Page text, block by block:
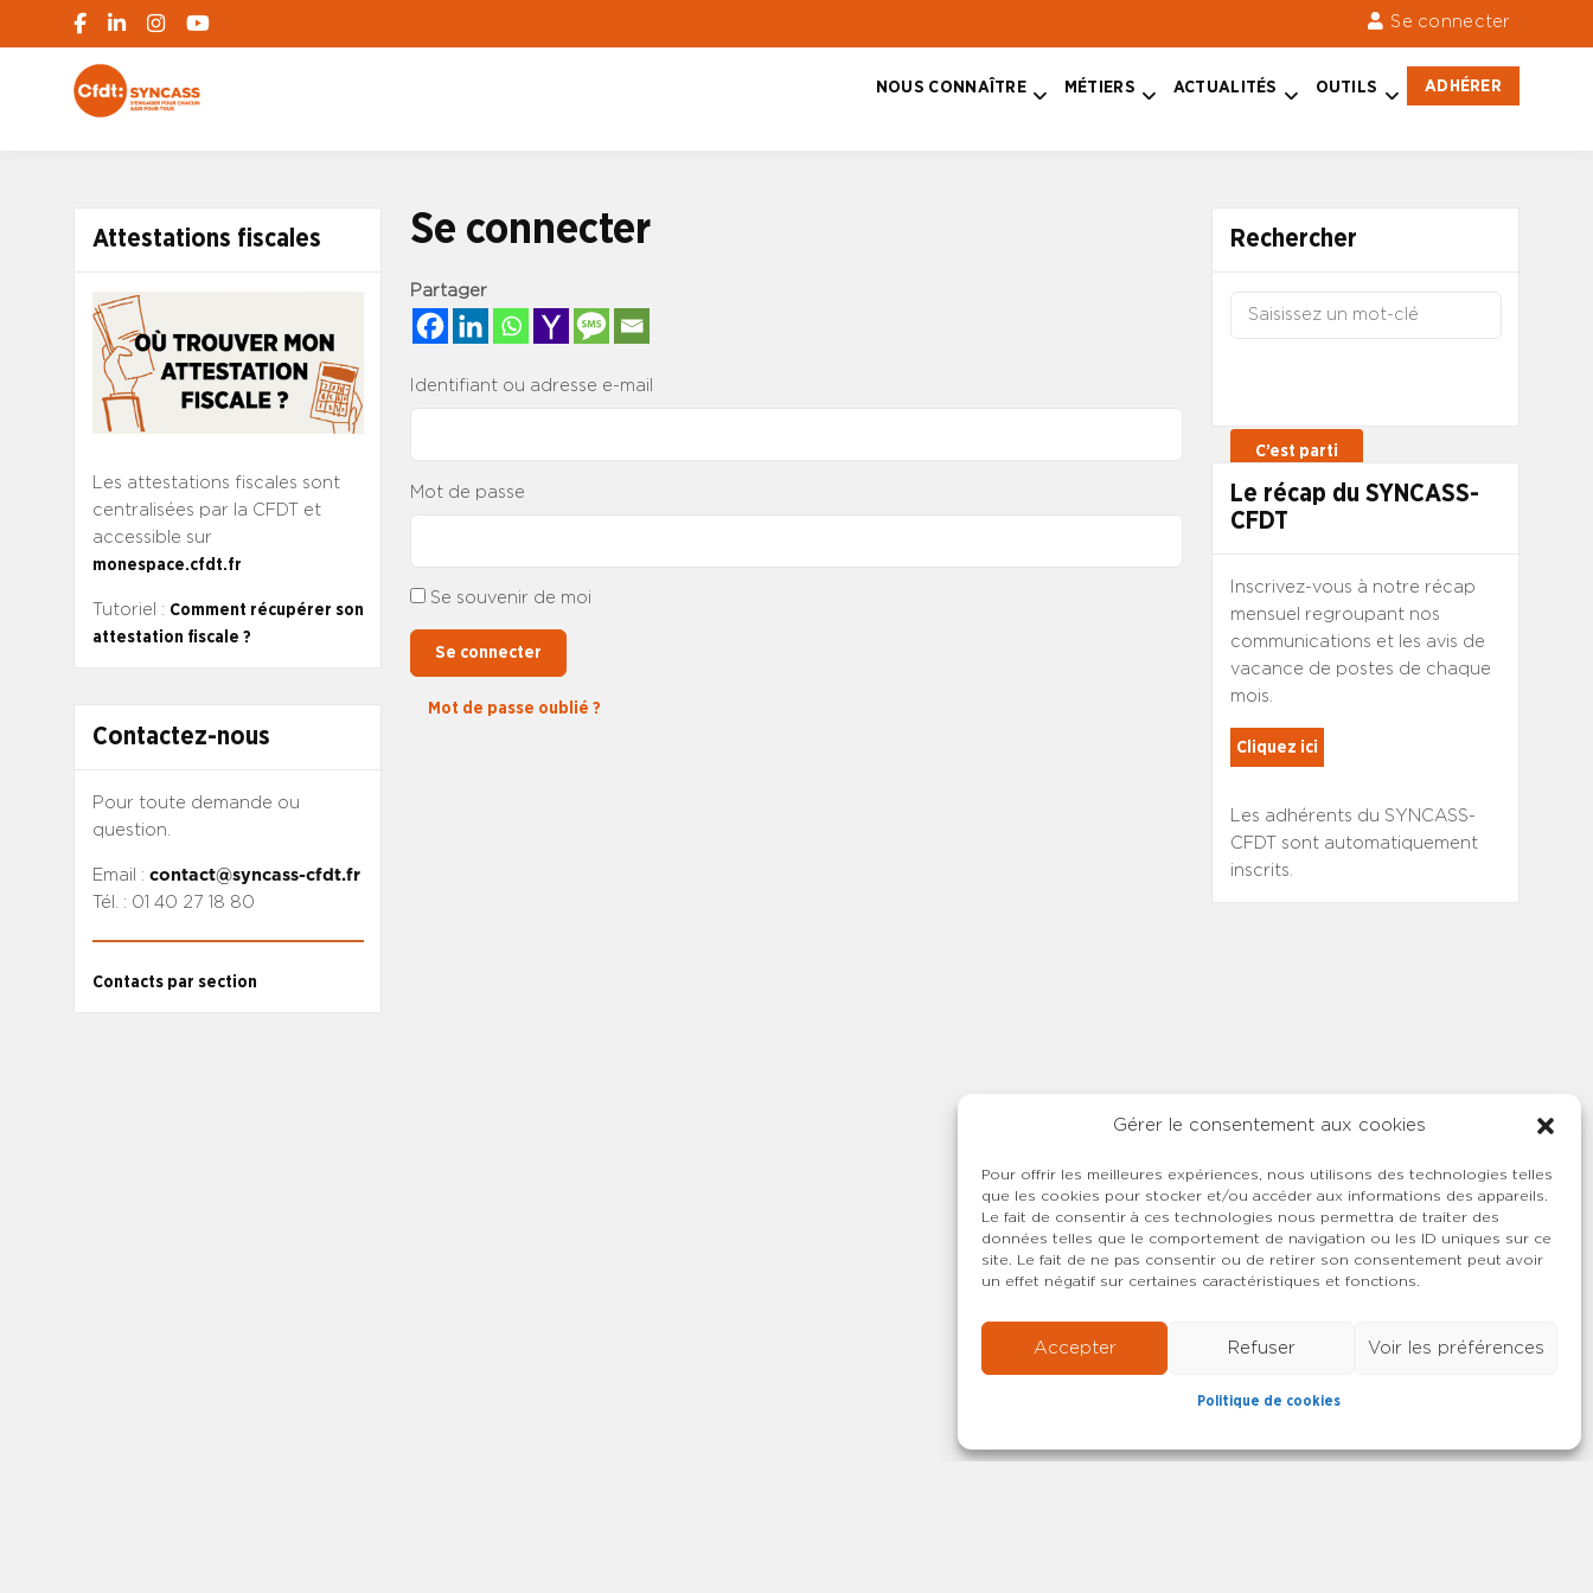
Gérer le consentement aux cookies
Pour offrir les meilleures expériences, nous utilisons des technologies telles
que les cookies pour stocker et/ou accéder aux informations des appareils.
Le fait de consentir à ces technologies nous permettra de traiter des
données telles que le comportement de navigation ou les ID uniques sur ce
site. Le fait de ne pas consentir ou de retirer son consentement peut avoir
un effet négatif sur certaines caractéristiques et fonctions.
Accepter Refuser Voir les préférences
Politique de cookies
Se connecter
NOUS CONNAÎTRE MÉTIERS ACTUALITÉS OUTILS ADHÉRER
Attestations fiscales
Les attestations fiscales sont
centralisées par la CFDT et
accessible sur
monespace.cfdt.fr
Tutoriel : Comment récupérer son
attestation fiscale ?
Contactez-nous
Pour toute demande ou
question.
Email : contact@syncass-cfdt.fr
Tél. : 01 40 27 18 80
Contacts par section
Se connecter
Partager
Identifiant ou adresse e-mail
Mot de passe
Se souvenir de moi
Se connecter
Mot de passe oublié ?
Rechercher
Le récap du SYNCASS-
CFDT
Inscrivez-vous à notre récap
mensuel regroupant nos
communications et les avis de
vacance de postes de chaque
mois.
Cliquez ici
Les adhérents du SYNCASS-
CFDT sont automatiquement
inscrits.